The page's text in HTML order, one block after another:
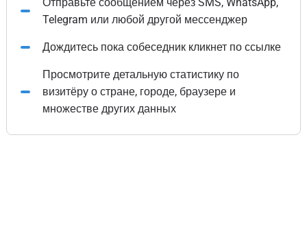
Telegram или любой другой мессенджер
Дождитесь пока собеседник кликнет по ссылке
Просмотрите детальную статистику по
визитёру о стране, городе, браузере и
множестве других данных